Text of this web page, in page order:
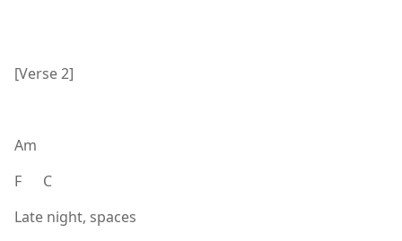
[Verse 2]
Am
F C
Late night, spaces